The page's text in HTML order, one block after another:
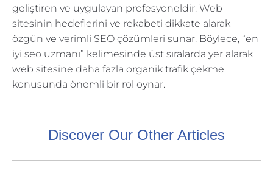
geliştiren ve uygulayan profesyoneldir. Web
sitesinin hedeflerini ve rekabeti dikkate alarak
özgün ve verimli SEO çözümleri sunar. Böylece, “en
iyi seo uzmanı” kelimesinde üst sıralarda yer alarak
web sitesine daha fazla organik trafik çekme
konusunda önemli bir rol oynar.
Discover Our Other Articles